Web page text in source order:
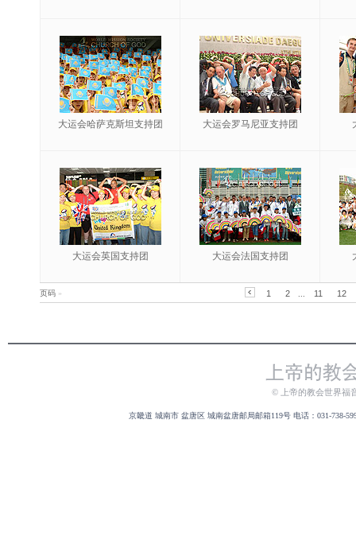
大运会哈萨克斯坦支持团 大运会罗马尼亚支持团
大运会英国支持团 大运会法国支持团
页码 » 1 2 11 12
© 上帝的教会世界福
京畿道 城南市 盆唐区 城南盆唐邮局邮箱119号 电话：031-738-